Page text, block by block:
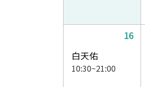
16
白天佑
10:30~21:00